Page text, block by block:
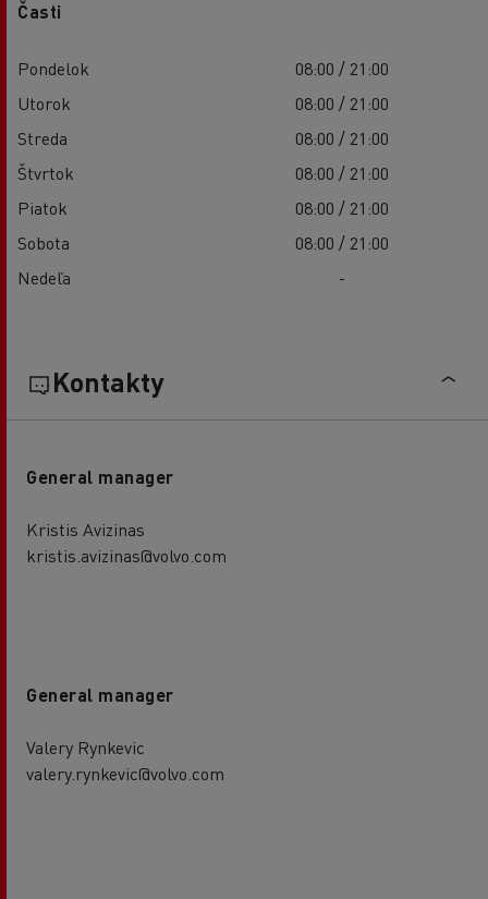
Časti
Pondelok
08:00 / 21:00
Utorok
08:00 / 21:00
Streda
08:00 / 21:00
Štvrtok
08:00 / 21:00
Piatok
08:00 / 21:00
Sobota
08:00 / 21:00
Nedeľa
-
Kontakty
General manager
Kristis Avizinas
kristis.avizinas@volvo.com
General manager
Valery Rynkevic
valery.rynkevic@volvo.com